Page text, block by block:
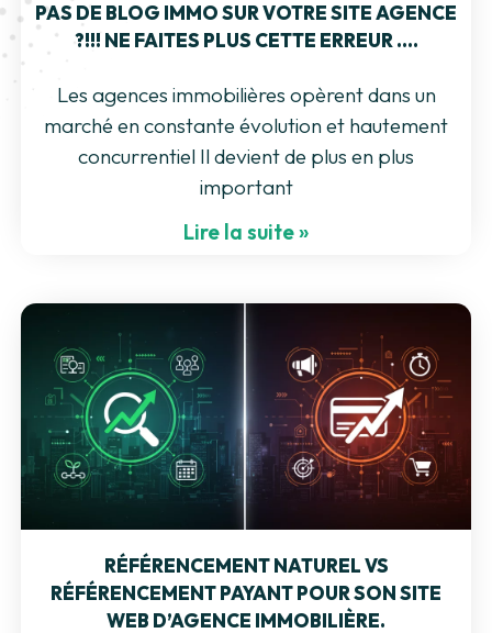
PAS DE BLOG IMMO SUR VOTRE SITE AGENCE
?!!! NE FAITES PLUS CETTE ERREUR ….
Les agences immobilières opèrent dans un
marché en constante évolution et hautement
concurrentiel Il devient de plus en plus
important
Lire la suite »
RÉFÉRENCEMENT NATUREL VS
RÉFÉRENCEMENT PAYANT POUR SON SITE
WEB D’AGENCE IMMOBILIÈRE.